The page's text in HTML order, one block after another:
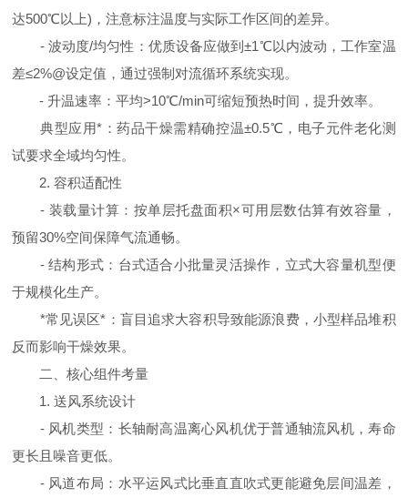
达500℃以上)，注意标注温度与实际工作区间的差异。
- 波动度/均匀性：优质设备应做到±1℃以内波动，工作室温
差≤2%@设定值，通过强制对流循环系统实现。
- 升温速率：平均>10℃/min可缩短预热时间，提升效率。
典型应用*：药品干燥需精确控温±0.5℃，电子元件老化测
试要求全域均匀性。
2. 容积适配性
- 装载量计算：按单层托盘面积×可用层数估算有效容量，
预留30%空间保障气流通畅。
- 结构形式：台式适合小批量灵活操作，立式大容量机型便
于规模化生产。
*常见误区*：盲目追求大容积导致能源浪费，小型样品堆积
反而影响干燥效果。
二、核心组件考量
1. 送风系统设计
- 风机类型：长轴耐高温离心风机优于普通轴流风机，寿命
更长且噪音更低。
- 风道布局：水平运风式比垂直直吹式更能避免层间温差，